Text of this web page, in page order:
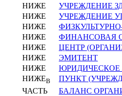
НИЖЕ
УЧРЕЖДЕНИЕ
НИЖЕ
УЧРЕЖДЕНИЕ
НИЖЕ
НИЖЕ
ФИНАНСОВАЯ
НИЖЕ
ЦЕНТР
НИЖЕ
ЭМИТЕНТ
НИЖЕ
ЮРИДИЧЕСКОЕ
НИЖЕВ
ПУНКТ
ЧАСТЬ
БАЛАНС